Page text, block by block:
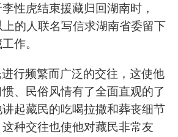
性虎结束援藏归回湖南时，
的人联名写信求湖南省委留下
作。
行频繁而广泛的交往，这使他
、民俗风情有了全面直观的了
起藏民的吃喝拉撒和葬丧细节
种交往也使他对藏民非常友